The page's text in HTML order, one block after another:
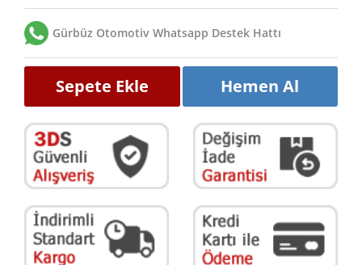
Gürbüz Otomotiv Whatsapp Destek Hattı
Sepete Ekle Hemen Al